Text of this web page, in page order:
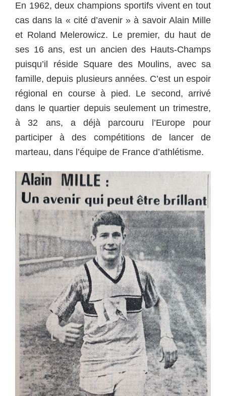
En 1962, deux champions sportifs vivent en tout
cas dans la « cité d’avenir » à savoir Alain Mille
et Roland Melerowicz. Le premier, du haut de
ses 16 ans, est un ancien des Hauts-Champs
puisqu’il réside Square des Moulins, avec sa
famille, depuis plusieurs années. C’est un espoir
régional en course à pied. Le second, arrivé
dans le quartier depuis seulement un trimestre,
à 32 ans, a déjà parcouru l’Europe pour
participer à des compétitions de lancer de
marteau, dans l’équipe de France d’athlétisme.